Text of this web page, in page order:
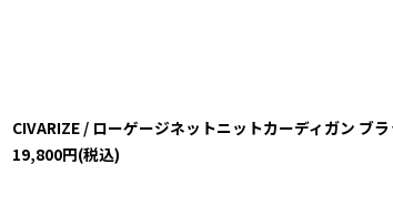
CIVARIZE / ローゲージネットニットカーディガン
19,800円(税込)